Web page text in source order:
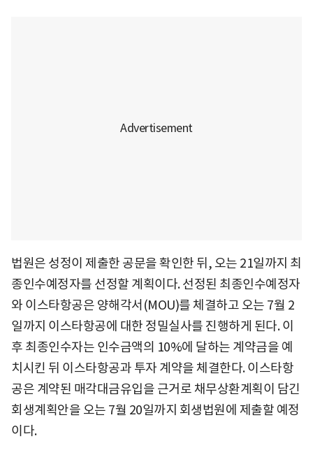
법원은 성정이 제출한 공문을 확인한 뒤, 오는 21일까지 최
종인수예정자를 선정할 계획이다. 선정된 최종인수예정자
와 이스타항공은 양해각서(MOU)를 체결하고 오는 7월 2
일까지 이스타항공에 대한 정밀실사를 진행하게 된다. 이
후 최종인수자는 인수금액의 10%에 달하는 계약금을 예
치시킨 뒤 이스타항공과 투자 계약을 체결한다. 이스타항
공은 계약된 매각대금유입을 근거로 채무상환계획이 담긴
회생계획안을 오는 7월 20일까지 회생법원에 제출할 예정
이다.